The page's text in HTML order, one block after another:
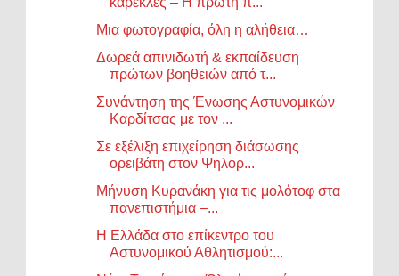
Μια φωτογραφία, όλη η αλήθεια…
Δωρεά απινιδωτή & εκπαίδευση
πρώτων βοηθειών από τ...
Συνάντηση της Ένωσης Αστυνομικών
Καρδίτσας με τον ...
Σε εξέλιξη επιχείρηση διάσωσης
ορειβάτη στον Ψηλορ...
Μήνυση Κυρανάκη για τις μολότοφ στα
πανεπιστήμια –...
Η Ελλάδα στο επίκεντρο του
Αστυνομικού Αθλητισμού:...